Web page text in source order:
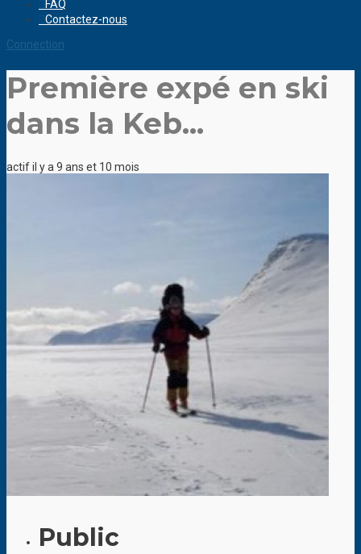
FAQ
Contactez-nous
Connection
Première expé en ski
dans la Keb...
actif il y a 9 ans et 10 mois
Public